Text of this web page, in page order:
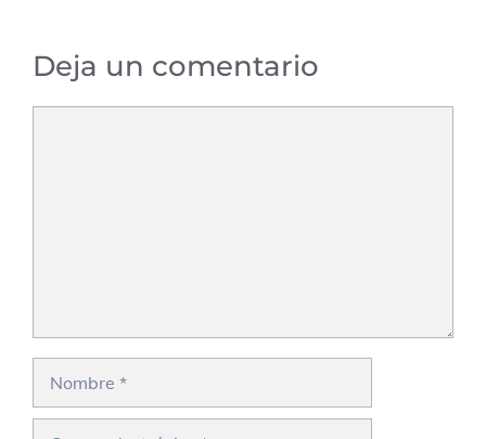
Deja un comentario